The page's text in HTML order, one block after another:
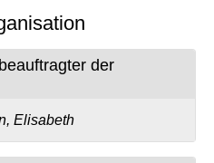
der
Elisabeth